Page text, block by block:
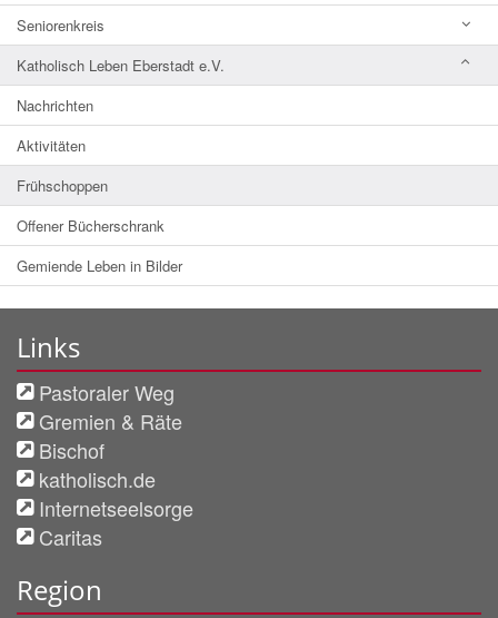
Seniorenkreis
Katholisch Leben Eberstadt e.V.
Nachrichten
Aktivitäten
Frühschoppen
Offener Bücherschrank
Gemiende Leben in Bilder
Links
Pastoraler Weg
Gremien & Räte
Bischof
katholisch.de
Internetseelsorge
Caritas
Region